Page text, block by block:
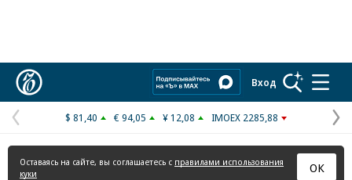
Вход
Предыдущая
страница
$ 81,40 € 94,05 ¥ 12,08 IMOEX 2285,88
Оставаясь на сайте, вы соглашаетесь с правилами использования
куки
ОК